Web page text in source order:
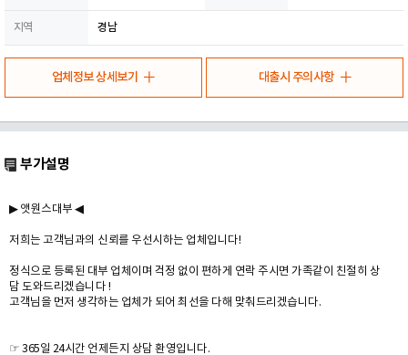
지역 경남
업체정보 상세보기 대출시 주의사항
부가설명
▶ 앳원스대부 ◀
저희는 고객님과의 신뢰를 우선시하는 업체입니다!
정식으로 등록된 대부 업체이며 걱정 없이 편하게 연락 주시면 가족같이 친절히 상
담 도와드리겠습니다 !
고객님을 먼저 생각하는 업체가 되어 최선을 다해 맞춰드리겠습니다.
☞ 365일 24시간 언제든지 상담 환영입니다.